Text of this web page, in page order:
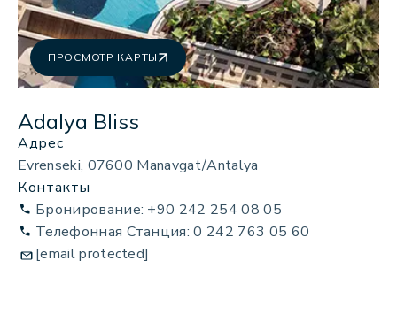
ПРОСМОТР КАРТЫ
Adalya Bliss
Адрес
Evrenseki, 07600 Manavgat/Antalya
Контакты
Бронирование: +90 242 254 08 05
Телефонная Станция: 0 242 763 05 60
[email protected]